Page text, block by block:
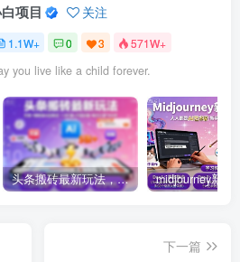
项目 关注
1.1W+ 0 3 571W+
you live like a child forever.
头条搬砖最新玩法，文章+视频用AI全搞定，一天5张+不是问题，每天只需10分钟
下一篇